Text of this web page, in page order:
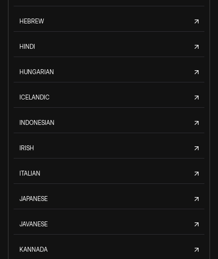
HEBREW
HINDI
HUNGARIAN
ICELANDIC
INDONESIAN
IRISH
ITALIAN
JAPANESE
JAVANESE
KANNADA